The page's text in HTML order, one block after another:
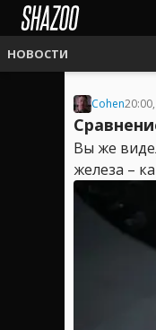
НОВОСТИ
Cohen
Вы же
железа –